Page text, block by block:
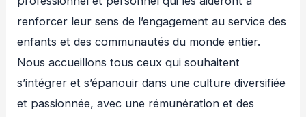
renforcer leur sens de l’engagement au service des
enfants et des communautés du monde entier.
Nous accueillons tous ceux qui souhaitent
s’intégrer et s’épanouir dans une culture diversifiée
et passionnée, avec une rémunération et des